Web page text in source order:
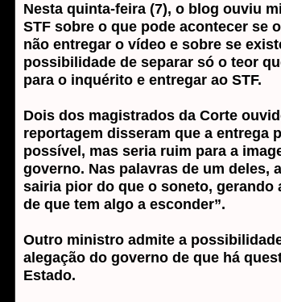
Nesta quinta-feira (7), o blog ouviu
STF sobre o que pode acontecer se
não entregar o vídeo e sobre se
possibilidade de separar só o teor
para o inquérito e entregar ao STF.
Dois dos magistrados da Corte
reportagem disseram que a entrega
possível, mas seria ruim para a
governo. Nas palavras de um deles,
sairia pior do que o soneto, gerando
de que tem algo a esconder”.
Outro ministro admite a
alegação do governo de que há
Estado.